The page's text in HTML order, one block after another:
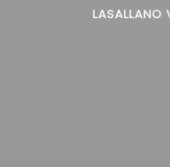
LASALLANO